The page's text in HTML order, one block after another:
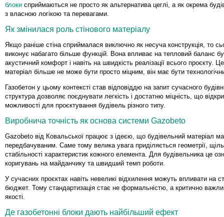
блоки сприймаються не просто як альтернатива цеглі, а як окрема
з власною логікою та перевагами.
Як змінилася роль стінового матеріалу
Якщо раніше стіна сприймалася виключно як несуча конструкція, то
виконує набагато більше функцій. Вона впливає на тепловий баланс
акустичний комфорт і навіть на швидкість реалізації всього проєкту.
матеріал більше не може бути просто міцним, він має бути
Газобетон у цьому контексті став відповіддю на запит сучасного
структура дозволяє поєднувати легкість і достатню міцність, що
можливості для проєктування будівель різного типу.
Виробнича точність як основа системи Gazobeto
Gazobeto від Ковальської працює з ідеєю, що будівельний матеріал
передбачуваним. Саме тому велика увага приділяється геометрії,
стабільності характеристик кожного елемента. Для будівельника це
коригувань на майданчику та швидший темп роботи.
У сучасних проєктах навіть невеликі відхилення можуть впливати на
бюджет. Тому стандартизація стає не формальністю, а критично
якості.
Де газобетонні блоки дають найбільший ефект